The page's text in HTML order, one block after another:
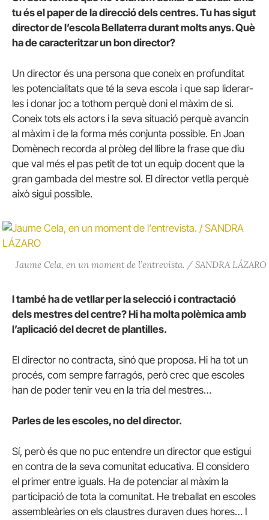
tu és el paper de la direcció dels centres. Tu has sigut
director de l’escola Bellaterra durant molts anys. Què
ha de caracteritzar un bon director?
Un director és una persona que coneix en profunditat
les potencialitats que té la seva escola i que sap liderar-
les i donar joc a tothom perquè doni el màxim de si.
Coneix tots els actors i la seva situació perquè avancin
al màxim i de la forma més conjunta possible. En Joan
Domènech recorda al pròleg del llibre la frase que diu
que val més el pas petit de tot un equip docent que la
gran gambada del mestre sol. El director vetlla perquè
això sigui possible.
Jaume Cela, en un moment de l’entrevista. / SANDRA LÁZARO
I també ha de vetllar per la selecció i contractació
dels mestres del centre? Hi ha molta polèmica amb
l’aplicació del decret de plantilles.
El director no contracta, sinó que proposa. Hi ha tot un
procés, com sempre farragós, però crec que escoles
han de poder tenir veu en la tria del mestres…
Parles de les escoles, no del director.
Sí, però és que no puc entendre un director que estigui
en contra de la seva comunitat educativa. El considero
el primer entre iguals. Ha de potenciar al màxim la
participació de tota la comunitat. He treballat en escoles
assembleàries on els claustres duraven dues hores… I